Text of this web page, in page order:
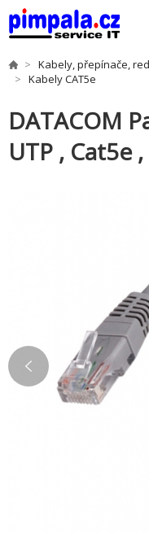
Kabely, přepínače,
Kabely CAT5e
DATACOM
UTP , Cat5e